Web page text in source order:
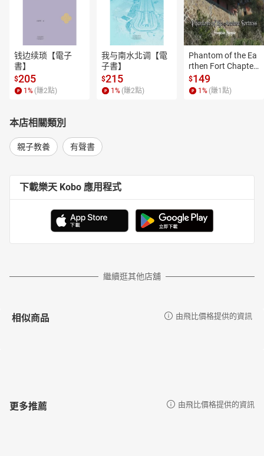
钱边续琐【電子
書】
$205
1 % (賺2點)
我与南水北调【電
子書】
$215
1 % (賺2點)
Phantom of the Ea
rthen Fort Chapter
4【有聲書】
$149
1 % (賺1 點)
本店相關類別
親子教養 有聲書
下載樂天 Kobo 應用程式
繼續逛其他店舖
相似商品 由飛比價格提供的資訊
更多推薦 由飛比價格提供的資訊